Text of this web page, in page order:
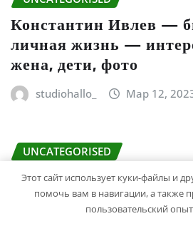
Константин Ивлев —
личная жизнь —
жена, дети, фото
studiohallo_ Мар 12,
UNCATEGORISED
Биография Марины
краткий анализ и
творчества великой
Этот сайт использует куки-файлы и
помочь вам в навигации, а также
пользовательский